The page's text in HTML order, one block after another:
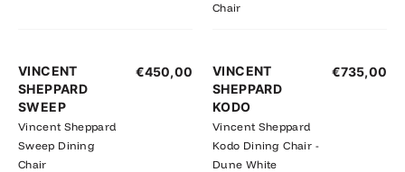
Chair
VINCENT
SHEPPARD
SWEEP
Vincent Sheppard
Sweep Dining
Chair
€450,00
VINCENT
SHEPPARD
KODO
Vincent Sheppard
Kodo Dining Chair -
Dune White
€735,00